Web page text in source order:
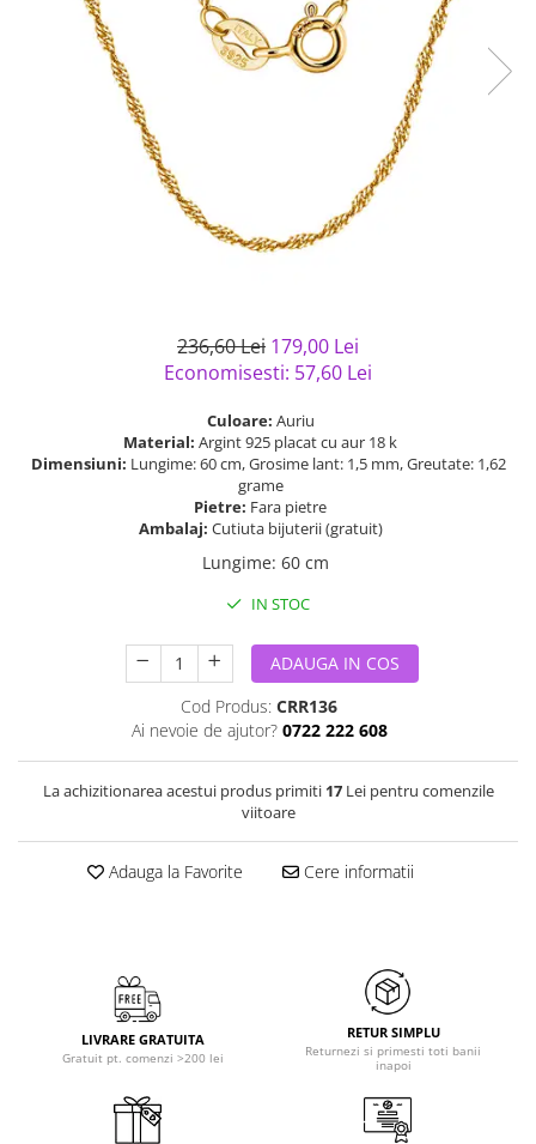
semipretioase
Bijuterii argint placat cu aur
Bijuterii argint cu diverse
Bijuterii argint cu murano
Bijuterii de Lux
Bijuterii gotice si rock
Bijuterii Handmade
Bijuterii fantezie
Casete si cutii de bijuterii
236,60 Lei 179,00 Lei
Economisesti: 57,60 Lei
Culoare: Auriu
Material: Argint 925 placat cu aur 18 k
Dimensiuni: Lungime: 60 cm, Grosime lant: 1,5 mm, Greutate: 1,62
grame
Pietre: Fara pietre
Ambalaj: Cutiuta bijuterii (gratuit)
Lungime: 60 cm
IN STOC
ADAUGA IN COS
Cod Produs: CRR136
Ai nevoie de ajutor? 0722 222 608
La achizitionarea acestui produs primiti 17Lei pentru comenzile
viitoare
Adauga la Favorite Cere informatii
LIVRARE GRATUITA
Gratuit pt. comenzi >200 lei
RETUR SIMPLU
Returnezi si primesti toti banii
inapoi